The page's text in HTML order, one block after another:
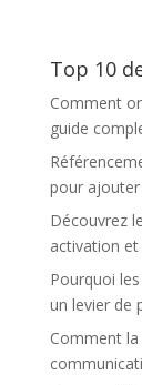
debutants
Top 10
Comment
guide
pour
Découvrez
activation
Pourquoi
un levier de
Comment